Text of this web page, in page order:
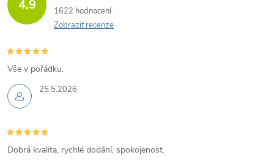
4,9
1622 hodnocení
Zobrazit recenze
25.5.2026
Vše v pořádku.
Dobrá kvalita, rychlé dodání, spokojenost.